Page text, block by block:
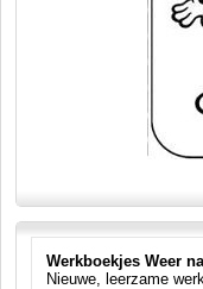
Werkboekjes Weer
Nieuwe, leerzame